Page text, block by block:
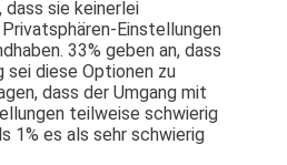
sie keinerlei
­Einstellungen
33% geben an, dass
sei diese Optionen zu
dass der Umgang mit
teilweise schwierig
1% es als sehr schwierig